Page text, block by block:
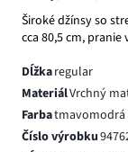
Široké džínsy so
cca 80,5 cm, pranie
Dĺžkaregular
MateriálVrchný
Farbatmavomodrá
Číslo výrobku